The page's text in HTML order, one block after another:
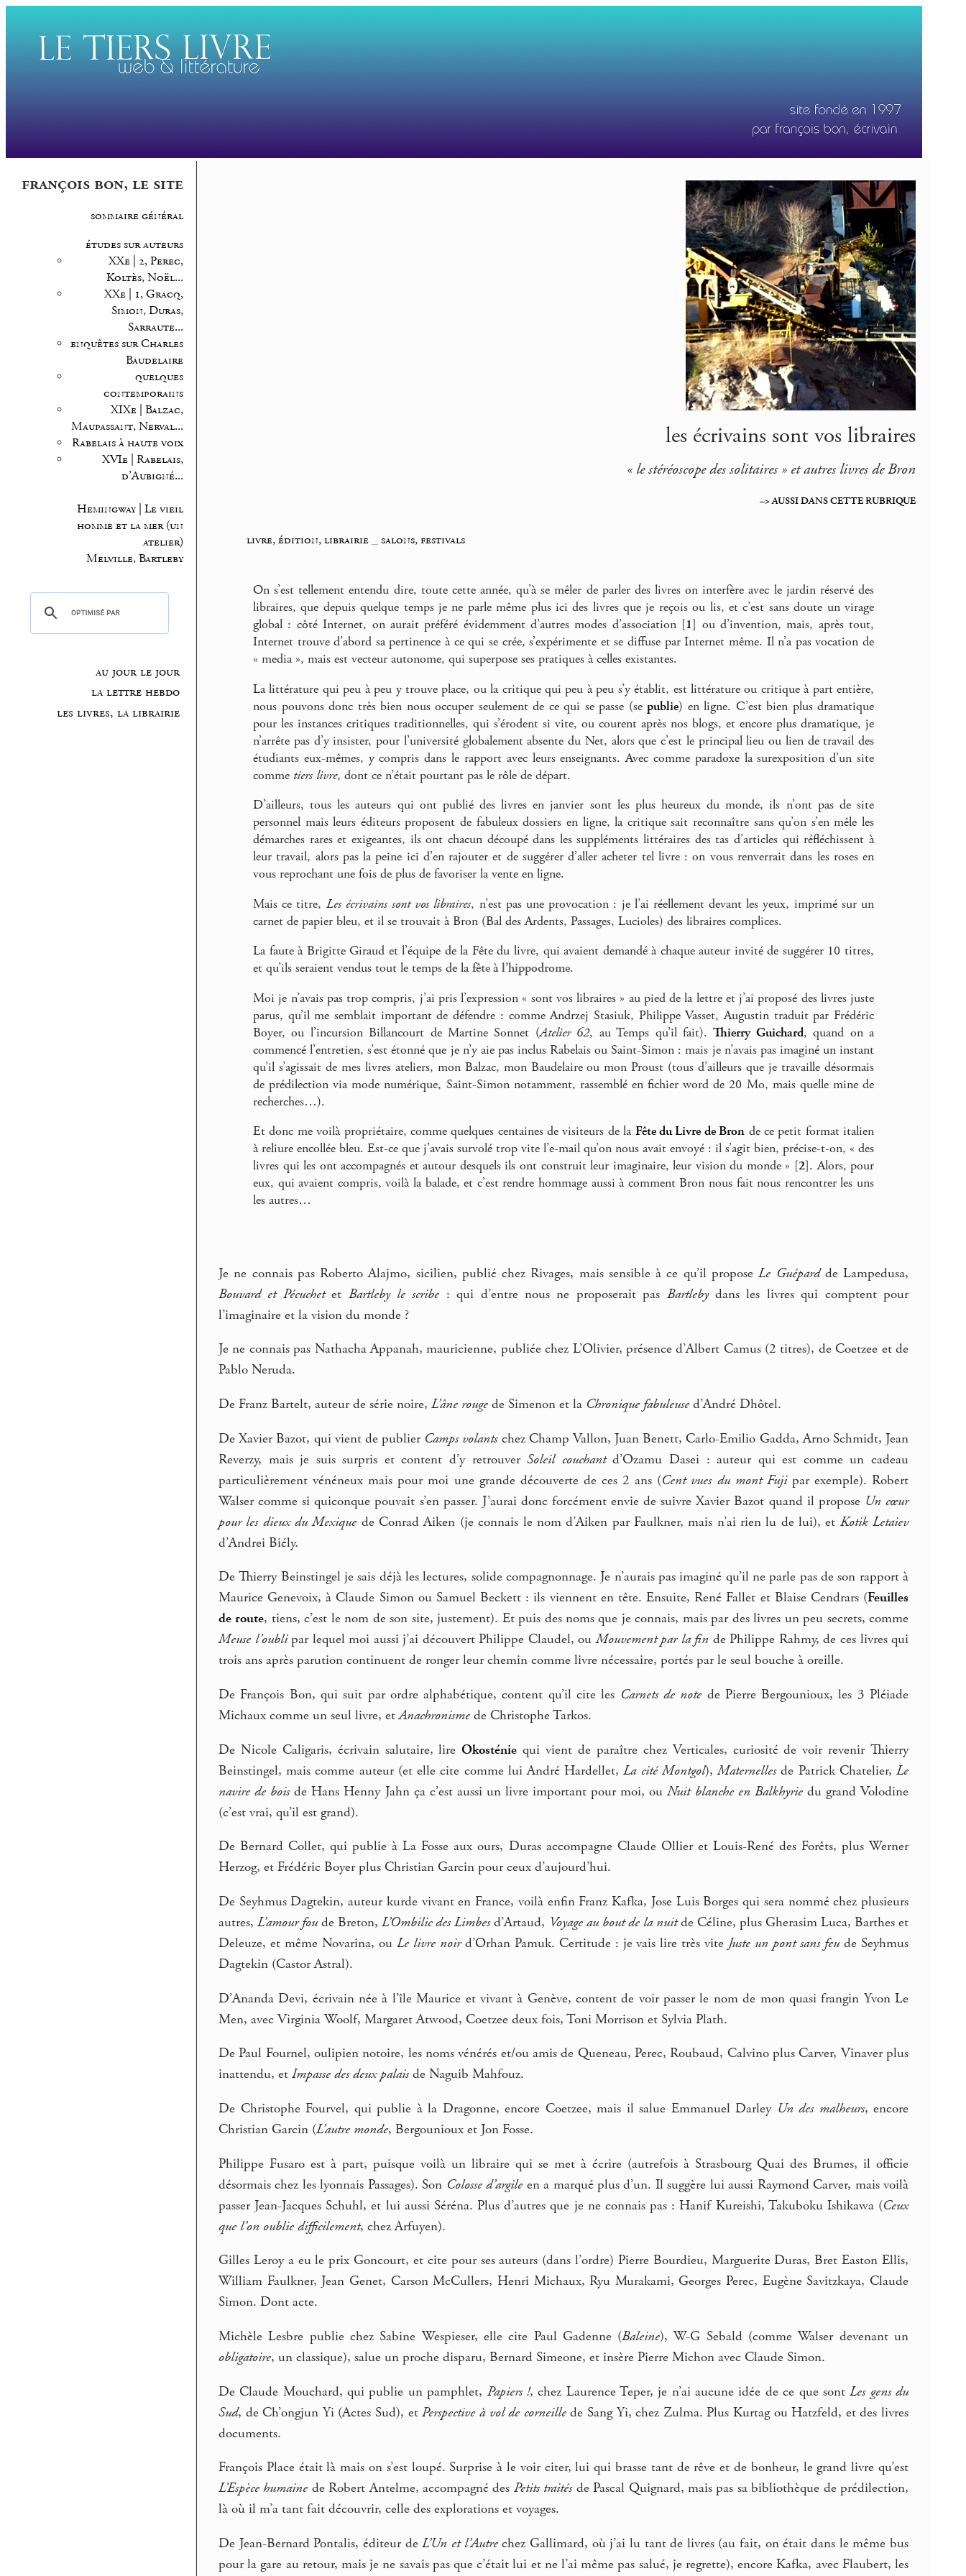
françois bon, le site
sommaire général
études sur auteurs
XXe | 2, Perec,
Koltès, Noël...
XXe | 1, Gracq,
Simon, Duras,
Sarraute...
enquêtes sur Charles
Baudelaire
quelques
contemporains
XIXe | Balzac,
Maupassant, Nerval...
Rabelais à haute voix
XVIe | Rabelais,
d’Aubigné...
Hemingway | Le vieil
homme et la mer (un
atelier)
Melville, Bartleby
au jour le jour
la lettre hebdo
les livres, la librairie
les écrivains sont vos libraires
« le stéréoscope des solitaires » et autres livres de Bron
–> AUSSI DANS CETTE RUBRIQUE
livre, édition, librairie _salons, festivals
On s’est tellement entendu dire, toute cette année, qu’à se mêler de parler des livres on interfère avec le jardin réservé des
libraires, que depuis quelque temps je ne parle même plus ici des livres que je reçois ou lis, et c’est sans doute un virage
global : côté Internet, on aurait préféré évidemment d’autres modes d’association[1] ou d’invention, mais, après tout,
Internet trouve d’abord sa pertinence à ce qui se crée, s’expérimente et se diffuse par Internet même. Il n’a pas vocation de
« media », mais est vecteur autonome, qui superpose ses pratiques à celles existantes.
La littérature qui peu à peu y trouve place, ou la critique qui peu à peu s’y établit, est littérature ou critique à part entière,
nous pouvons donc très bien nous occuper seulement de ce qui se passe (sepublie) en ligne. C’est bien plus dramatique
pour les instances critiques traditionnelles, qui s’érodent si vite, ou courent après nos blogs, et encore plus dramatique, je
n’arrête pas d’y insister, pour l’université globalement absente du Net, alors que c’est le principal lieu ou lien de travail des
étudiants eux-mêmes, y compris dans le rapport avec leurs enseignants. Avec comme paradoxe la surexposition d’un site
comme tiers livre, dont ce n’était pourtant pas le rôle de départ.
D’ailleurs, tous les auteurs qui ont publié des livres en janvier sont les plus heureux du monde, ils n’ont pas de site
personnel mais leurs éditeurs proposent de fabuleux dossiers en ligne, la critique sait reconnaître sans qu’on s’en mêle les
démarches rares et exigeantes, ils ont chacun découpé dans les suppléments littéraires des tas d’articles qui réfléchissent à
leur travail, alors pas la peine ici d’en rajouter et de suggérer d’aller acheter tel livre : on vous renverrait dans les roses en
vous reprochant une fois de plus de favoriser la vente en ligne.
Mais ce titre, Les écrivains sont vos libraires, n’est pas une provocation : je l’ai réellement devant les yeux, imprimé sur un
carnet de papier bleu, et il se trouvait à Bron (Bal des Ardents, Passages, Lucioles) des libraires complices.
La faute à Brigitte Giraud et l’équipe de la Fête du livre, qui avaient demandé à chaque auteur invité de suggérer 10 titres,
et qu’ils seraient vendus tout le temps de lafête à l’hippodrome.
Moi je n’avais pas trop compris, j’ai pris l’expression « sont vos libraires » au pied de la lettre et j’ai proposé des livres juste
parus, qu’il me semblait important de défendre : comme Andrzej Stasiuk, Philippe Vasset, Augustin traduit par Frédéric
Boyer, ou l’incursion Billancourt de Martine Sonnet (Atelier 62, au Temps qu’il fait).Thierry Guichard, quand on a
commencé l’entretien, s’est étonné que je n’y aie pas inclus Rabelais ou Saint-Simon : mais je n’avais pas imaginé un instant
qu’il s’agissait de mes livres ateliers, mon Balzac, mon Baudelaire ou mon Proust (tous d’ailleurs que je travaille désormais
de prédilection via mode numérique, Saint-Simon notamment, rassemblé en fichier word de 20 Mo, mais quelle mine de
recherches…).
Et donc me voilà propriétaire, comme quelques centaines de visiteurs de la Fête du Livre de Bron de ce petit format italien
à reliure encollée bleu. Est-ce que j’avais survolé trop vite l’e-mail qu’on nous avait envoyé : il s’agit bien, précise-t-on, « des
livres qui les ont accompagnés et autour desquels ils ont construit leur imaginaire, leur vision du monde » [2]. Alors, pour
eux, qui avaient compris, voilà la balade, et c’est rendre hommage aussi à comment Bron nous fait nous rencontrer les uns
les autres…
Je ne connais pas Roberto Alajmo, sicilien, publié chez Rivages, mais sensible à ce qu’il proposeLe Guépardde Lampedusa,
Bouvard et Pécuchetet Bartleby le scribe : qui d’entre nous ne proposerait pas Bartlebydans les livres qui comptent pour
l’imaginaire et la vision du monde ?
Je ne connais pas Nathacha Appanah, mauricienne, publiée chez L’Olivier, présence d’Albert Camus (2 titres), de Coetzee et de
Pablo Neruda.
De Franz Bartelt, auteur de série noire, L’âne rouge de Simenon et la Chronique fabuleuse d’André Dhôtel.
De Xavier Bazot, qui vient de publier Camps volantschez Champ Vallon, Juan Benett, Carlo-Emilio Gadda, Arno Schmidt, Jean
Reverzy, mais je suis surpris et content d’y retrouverSoleil couchantd’Ozamu Dasei : auteur qui est comme un cadeau
particulièrement vénéneux mais pour moi une grande découverte de ces 2 ans (Cent vues du mont Fujipar exemple). Robert
Walser comme si quiconque pouvait s’en passer. J’aurai donc forcément envie de suivre Xavier Bazot quand il propose Un cœur
pour les dieux du Mexique de Conrad Aiken (je connais le nom d’Aiken par Faulkner, mais n’ai rien lu de lui), et Kotik Letaiev
d’Andrei Biély.
De Thierry Beinstingel je sais déjà les lectures, solide compagnonnage. Je n’aurais pas imaginé qu’il ne parle pas de son rapport à
Maurice Genevoix, à Claude Simon ou Samuel Beckett : ils viennent en tête. Ensuite, René Fallet et Blaise Cendrars (Feuilles
de route, tiens, c’est le nom de son site, justement). Et puis des noms que je connais, mais par des livres un peu secrets, comme
Meuse l’oublipar lequel moi aussi j’ai découvert Philippe Claudel, ouMouvement par la fin de Philippe Rahmy, de ces livres qui
trois ans après parution continuent de ronger leur chemin comme livre nécessaire, portés par le seul bouche à oreille.
De François Bon, qui suit par ordre alphabétique, content qu’il cite les Carnets de note de Pierre Bergounioux, les 3 Pléiade
Michaux comme un seul livre, etAnachronisme de Christophe Tarkos.
De Nicole Caligaris, écrivain salutaire, lireOkosténie qui vient de paraître chez Verticales, curiosité de voir revenir Thierry
Beinstingel, mais comme auteur (et elle cite comme lui André Hardellet,La cité Montgol),Maternellesde Patrick Chatelier,Le
navire de boisde Hans Henny Jahn ça c’est aussi un livre important pour moi, ouNuit blanche en Balkhyriedu grand Volodine
(c’est vrai, qu’il est grand).
De Bernard Collet, qui publie à La Fosse aux ours, Duras accompagne Claude Ollier et Louis-René des Forêts, plus Werner
Herzog, et Frédéric Boyer plus Christian Garcin pour ceux d’aujourd’hui.
De Seyhmus Dagtekin, auteur kurde vivant en France, voilà enfin Franz Kafka, Jose Luis Borges qui sera nommé chez plusieurs
autres,L’amour foude Breton,L’Ombilic des Limbesd’Artaud, Voyage au bout de la nuitde Céline, plus Gherasim Luca, Barthes et
Deleuze, et même Novarina, ou Le livre noird’Orhan Pamuk. Certitude : je vais lire très vite Juste un pont sans feude Seyhmus
Dagtekin (Castor Astral).
D’Ananda Devi, écrivain née à l’île Maurice et vivant à Genève, content de voir passer le nom de mon quasi frangin Yvon Le
Men, avec Virginia Woolf, Margaret Atwood, Coetzee deux fois, Toni Morrison et Sylvia Plath.
De Paul Fournel, oulipien notoire, les noms vénérés et/ou amis de Queneau, Perec, Roubaud, Calvino plus Carver, Vinaver plus
inattendu, et Impasse des deux palaisde Naguib Mahfouz.
De Christophe Fourvel, qui publie à la Dragonne, encore Coetzee, mais il salue Emmanuel Darley Un des malheurs, encore
Christian Garcin (L’autre monde, Bergounioux et Jon Fosse.
Philippe Fusaro est à part, puisque voilà un libraire qui se met à écrire (autrefois à Strasbourg Quai des Brumes, il officie
désormais chez les lyonnais Passages). Son Colosse d’argile en a marqué plus d’un. Il suggère lui aussi Raymond Carver, mais voilà
passer Jean-Jacques Schuhl, et lui aussi Séréna. Plus d’autres que je ne connais pas : Hanif Kureishi, Takuboku Ishikawa (Ceux
que l’on oublie difficilement, chez Arfuyen).
Gilles Leroy a eu le prix Goncourt, et cite pour ses auteurs (dans l’ordre) Pierre Bourdieu, Marguerite Duras, Bret Easton Ellis,
William Faulkner, Jean Genet, Carson McCullers, Henri Michaux, Ryu Murakami, Georges Perec, Eugène Savitzkaya, Claude
Simon. Dont acte.
Michèle Lesbre publie chez Sabine Wespieser, elle cite Paul Gadenne (Baleine), W-G Sebald (comme Walser devenant un
obligatoire, un classique), salue un proche disparu, Bernard Simeone, et insère Pierre Michon avec Claude Simon.
De Claude Mouchard, qui publie un pamphlet, Papiers !, chez Laurence Teper, je n’ai aucune idée de ce que sontLes gens du
Sud, de Ch’ongjun Yi (Actes Sud), etPerspective à vol de corneillede Sang Yi, chez Zulma. Plus Kurtag ou Hatzfeld, et des livres
documents.
François Place était là mais on s’est loupé. Surprise à le voir citer, lui qui brasse tant de rêve et de bonheur, le grand livre qu’est
L’Espèce humaine de Robert Antelme, accompagné des Petits traitésde Pascal Quignard, mais pas sa bibliothèque de prédilection,
là où il m’a tant fait découvrir, celle des explorations et voyages.
De Jean-Bernard Pontalis, éditeur deL’Un et l’Autrechez Gallimard, où j’ai lu tant de livres (au fait, on était dans le même bus
pour la gare au retour, mais je ne savais pas que c’était lui et ne l’ai même pas salué, je regrette), encore Kafka, avec Flaubert, les